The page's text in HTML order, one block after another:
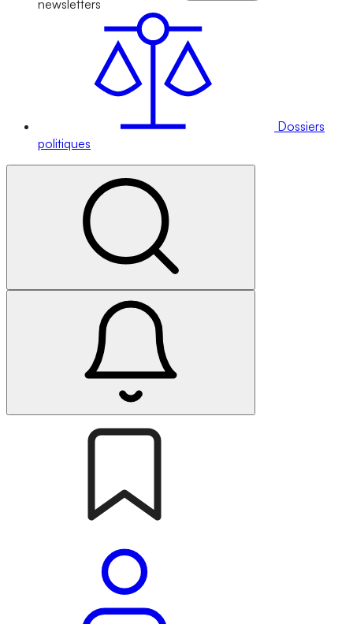
newsletters
Dossiers
politiques